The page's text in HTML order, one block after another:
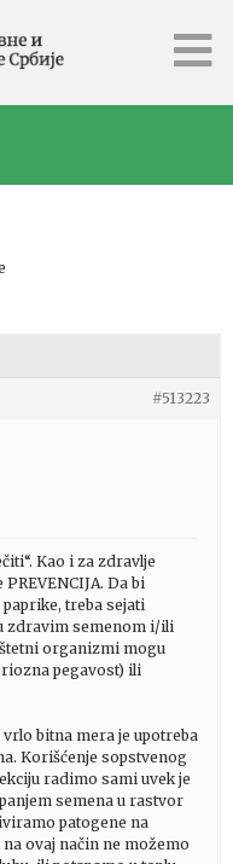
#513223
Kao i za zdravlje
Da bi
treba sejati
zdravim semenom i/ili
organizmi mogu
pegavost) ili
bitna mera je upotreba
Korišćenje sopstvenog
radimo sami uvek je
semena u rastvor
patogene na
ovaj način ne možemo